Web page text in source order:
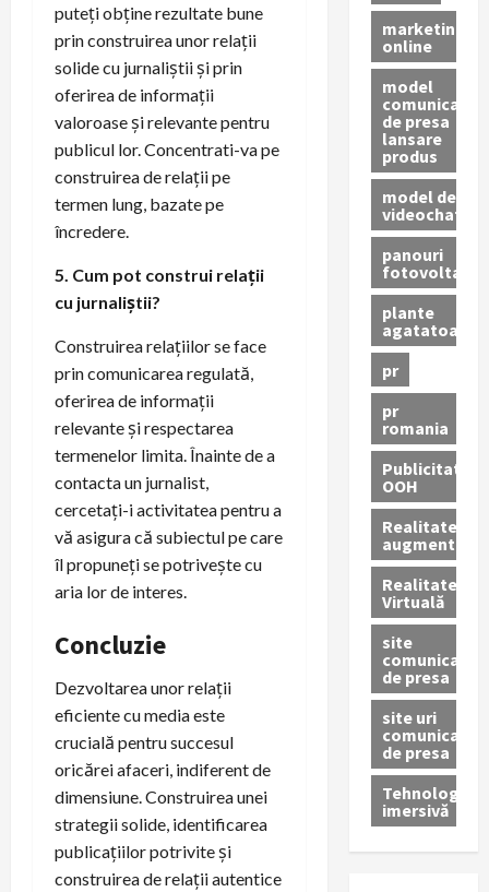
puteți obține rezultate bune
prin construirea unor relații
solide cu jurnaliștii și prin
oferirea de informații
valoroase și relevante pentru
publicul lor. Concentrati-va pe
construirea de relații pe
termen lung, bazate pe
încredere.
5. Cum pot construi relații
cu jurnaliștii?
Construirea relațiilor se face
prin comunicarea regulată,
oferirea de informații
relevante și respectarea
termenelor limita. Înainte de a
contacta un jurnalist,
cercetați-i activitatea pentru a
vă asigura că subiectul pe care
îl propuneți se potrivește cu
aria lor de interes.
Concluzie
Dezvoltarea unor relații
eficiente cu media este
crucială pentru succesul
oricărei afaceri, indiferent de
dimensiune. Construirea unei
strategii solide, identificarea
publicațiilor potrivite și
construirea de relații autentice
marketing
online
model
comunicat
de presa
lansare
produs
model de
videochat
panouri
fotovoltaice
plante
agatatoare
pr
pr
romania
Publicitate
OOH
Realitatea
augmentată
Realitatea
Virtuală
site
comunicate
de presa
site uri
comunicate
de presa
Tehnologie
imersivă